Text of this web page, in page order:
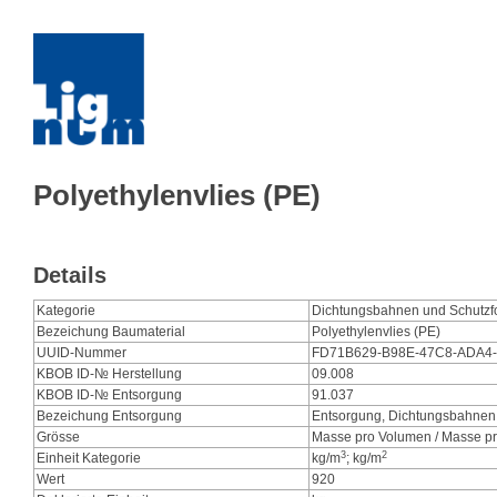
Polyethylenvlies (PE)
Details
Kategorie
Dichtungsbahnen und
Bezeichung Baumaterial
Polyethylenvlies (PE)
UUID-Nummer
FD71B629-B98E-47C8-
KBOB ID-№ Herstellung
09.008
KBOB ID-№ Entsorgung
91.037
Bezeichung Entsorgung
Entsorgung,
Grösse
Masse pro Volumen / Masse
Einheit Kategorie
kg/m3; kg/m2
Wert
920